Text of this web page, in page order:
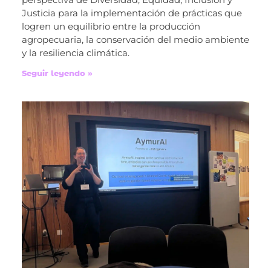
Justicia para la implementación de prácticas que
logren un equilibrio entre la producción
agropecuaria, la conservación del medio ambiente
y la resiliencia climática.
Seguir leyendo »